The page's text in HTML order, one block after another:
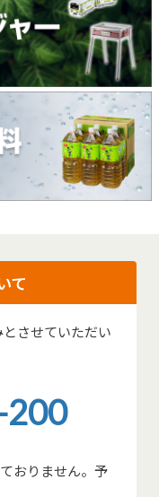
て
させていただい
おりません。予